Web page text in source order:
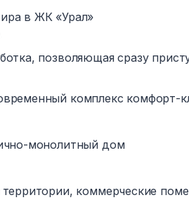
в ЖК «Урал»
позволяющая сразу
комплекс комфорт-
монолитный дом
коммерческие